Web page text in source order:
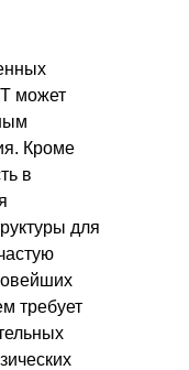
может
Кроме
в
для
требует